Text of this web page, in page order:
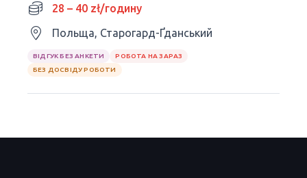
28 – 40 zł/годину
Польща, Старогард-Ґданський
ВІДГУК БЕЗ АНКЕТИ
РОБОТА НА ЗАРАЗ
БЕЗ ДОСВІДУ РОБОТИ